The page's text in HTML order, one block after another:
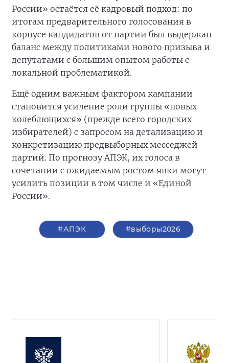
России» остаётся её кадровый подход: по
итогам предварительного голосования в
корпусе кандидатов от партии был выдержан
баланс между политиками нового призыва и
депутатами с большим опытом работы с
локальной проблематикой.
Ещё одним важным фактором кампании
становится усиление роли группы «новых
колеблющихся» (прежде всего городских
избирателей) с запросом на детализацию и
конкретизацию предвыборных месседжей
партий. По прогнозу АПЭК, их голоса в
сочетании с ожидаемым ростом явки могут
усилить позиции в том числе и «Единой
России».
#АПЭК #выборы2026